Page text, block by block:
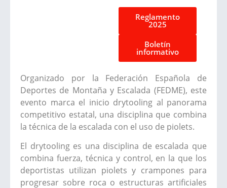
Reglamento
2025
Boletín
informativo
Organizado por la Federación Española de
Deportes de Montaña y Escalada (FEDME), este
evento marca el inicio drytooling al panorama
competitivo estatal, una disciplina que combina
la técnica de la escalada con el uso de piolets.
El drytooling es una disciplina de escalada que
combina fuerza, técnica y control, en la que los
deportistas utilizan piolets y crampones para
progresar sobre roca o estructuras artificiales